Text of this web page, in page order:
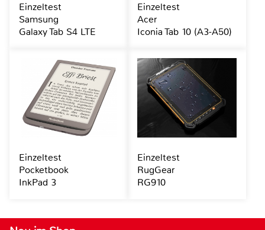
Einzeltest
Samsung
Galaxy Tab S4 LTE
Einzeltest
Acer
Iconia Tab 10 (A3-A50)
Einzeltest
Pocketbook
InkPad 3
Einzeltest
RugGear
RG910